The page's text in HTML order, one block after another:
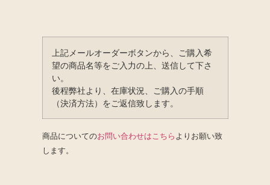
上記メールオーダーボタンから、ご購入希
望の商品名等をご入力の上、送信して下さ
い。
後程弊社より、在庫状況、ご購入の手順
（決済方法）をご返信致します。
商品についてのお問い合わせはこちら よりお願い致
します。